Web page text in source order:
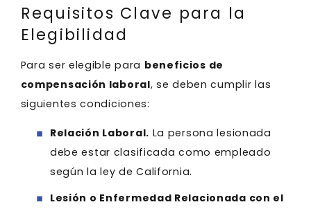
Requisitos Clave para la
Elegibilidad
Para ser elegible para beneficios de
compensación laboral, se deben cumplir las
siguientes condiciones:
Relación Laboral. La persona lesionada
debe estar clasificada como empleado
según la ley de California.
Lesión o Enfermedad Relacionada con el